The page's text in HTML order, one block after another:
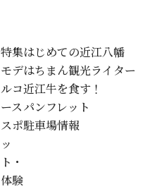
特集
モデ
ルコ
ース
スポ
ッ
ト・
体験
はじめての近江八幡
はちまん観光ライター
近江牛を食す！
パンフレット
駐車場情報